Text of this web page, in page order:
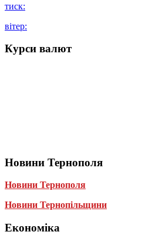
тиск:
вітер:
Курси валют
Новини Тернополя
Новини Тернополя
Новини Тернопільщини
Економіка